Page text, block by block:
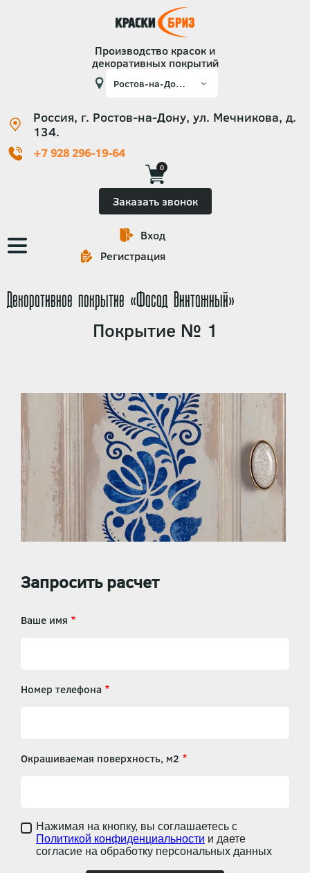
Производство красок и
декоративных покрытий
Россия, г. Ростов-на-Дону, ул. Мечникова, д.
134.
+7 928 296-19-64
0
Заказать звонок
Основная
навигация
Вход
Регистрация
Декоративное покрытие «Фасад Винтажный»
Покрытие № 1
Запросить расчет
Ваше имя
Номер телефона
Окрашиваемая поверхность, м2
Нажимая на кнопку, вы соглашаетесь с
Политикой конфиденциальности и даете
согласие на обработку персональных данных